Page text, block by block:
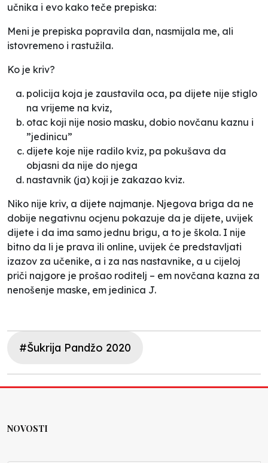
učnika i evo kako teče prepiska:
Meni je prepiska popravila dan, nasmijala me, ali
istovremeno i rastužila.
Ko je kriv?
policija koja je zaustavila oca, pa dijete nije stiglo
na vrijeme na kviz,
otac koji nije nosio masku, dobio novčanu kaznu i
”jedinicu”
dijete koje nije radilo kviz, pa pokušava da
objasni da nije do njega
nastavnik (ja) koji je zakazao kviz.
Niko nije kriv, a dijete najmanje. Njegova briga da ne
dobije negativnu ocjenu pokazuje da je dijete, uvijek
dijete i da ima samo jednu brigu, a to je škola. I nije
bitno da li je prava ili online, uvijek će predstavljati
izazov za učenike, a i za nas nastavnike, a u cijeloj
priči najgore je prošao roditelj – em novčana kazna za
nenošenje maske, em jedinica J.
#Šukrija Pandžo 2020
NOVOSTI